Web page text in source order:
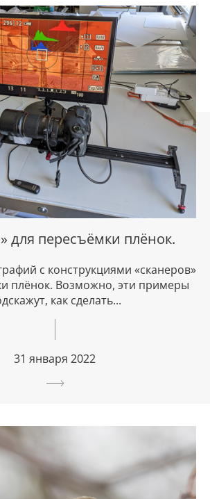
для пересъёмки плёнок.
с конструкциями «сканеров»
плёнок. Возможно, эти примеры
как сделать...
31 января 2022